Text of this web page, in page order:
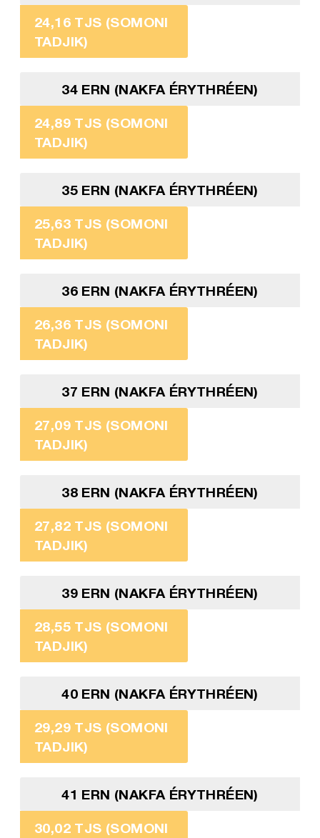
24,16 TJS (SOMONI
TADJIK)
34 ERN (NAKFA ÉRYTHRÉEN)
24,89 TJS (SOMONI
TADJIK)
35 ERN (NAKFA ÉRYTHRÉEN)
25,63 TJS (SOMONI
TADJIK)
36 ERN (NAKFA ÉRYTHRÉEN)
26,36 TJS (SOMONI
TADJIK)
37 ERN (NAKFA ÉRYTHRÉEN)
27,09 TJS (SOMONI
TADJIK)
38 ERN (NAKFA ÉRYTHRÉEN)
27,82 TJS (SOMONI
TADJIK)
39 ERN (NAKFA ÉRYTHRÉEN)
28,55 TJS (SOMONI
TADJIK)
40 ERN (NAKFA ÉRYTHRÉEN)
29,29 TJS (SOMONI
TADJIK)
41 ERN (NAKFA ÉRYTHRÉEN)
30,02 TJS (SOMONI